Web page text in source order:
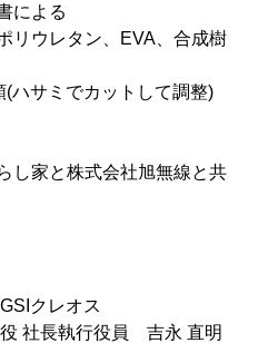
による
ウレタン、EVA、合成樹
サミでカットして調整)
し家と株式会社旭無線と共
クレオス
長執行役員 吉永 直明